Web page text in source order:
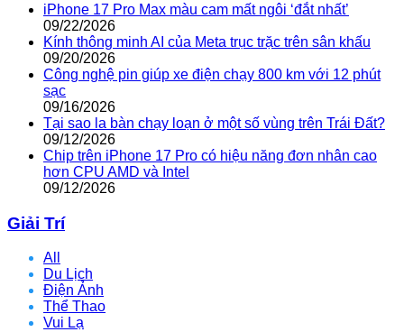
iPhone 17 Pro Max màu cam mất ngôi ‘đắt nhất’
09/22/2026
Kính thông minh AI của Meta trục trặc trên sân khấu
09/20/2026
Công nghệ pin giúp xe điện chạy 800 km với 12 phút
sạc
09/16/2026
Tại sao la bàn chạy loạn ở một số vùng trên Trái Đất?
09/12/2026
Chip trên iPhone 17 Pro có hiệu năng đơn nhân cao
hơn CPU AMD và Intel
09/12/2026
Giải Trí
All
Du Lịch
Điện Ảnh
Thể Thao
Vui Lạ